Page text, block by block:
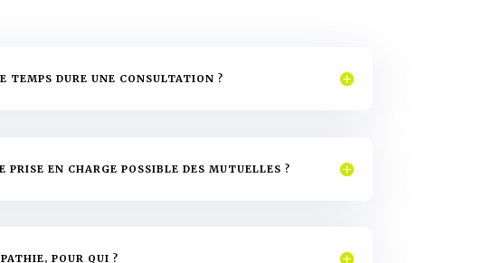
TEMPS DURE UNE CONSULTATION ?
PRISE EN CHARGE POSSIBLE DES MUTUELLES ?
POUR QUI ?